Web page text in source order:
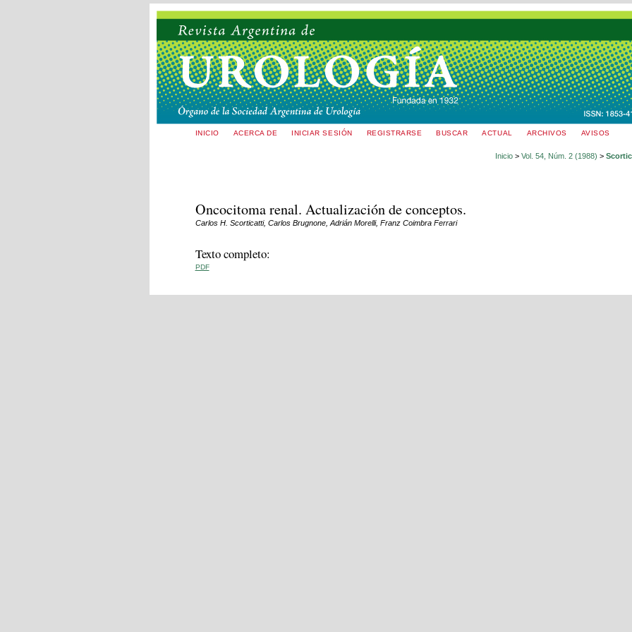
INICIO ACERCA DE INICIAR SESIÓN REGISTRARSE BUSCAR ACTUAL ARCHIVOS AVISOS
Inicio> Vol. 54, Núm. 2 (1988) >
Oncocitoma renal. Actualización de conceptos.
Carlos H. Scorticatti, Carlos Brugnone, Adrián Morelli, Franz Coimbra Ferrari
Texto completo:
PDF